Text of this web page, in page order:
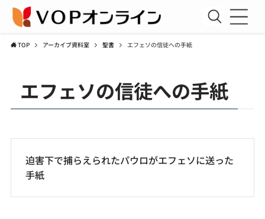
会員ログイン
コラム
アーカイブ資料室
運営団体
TOP アーカイブ資料室 聖書 エフェソの信徒への手紙
エフェソの信徒への手紙
迫害下で捕らえられたパウロがエフェソに送った
手紙